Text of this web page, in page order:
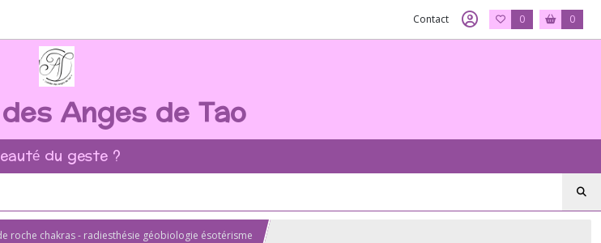
Contact 0 0
Anges de Tao
du geste ?
roche chakras - radiesthésie géobiologie ésotérisme